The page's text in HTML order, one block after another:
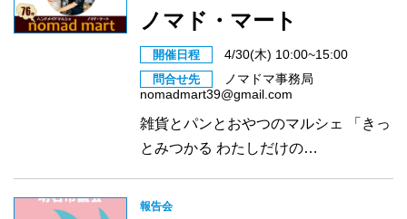
ノマド・マート
開催日程 4/30(木) 10:00~15:00
問合せ先
ノマドマ事務局
nomadmart39@gmail.com
雑貨とパンとおやつのマルシェ 「きっ
とみつかる わたしだけの…
報告会